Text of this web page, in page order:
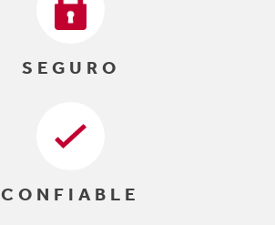
SEGURO
CONFIABLE